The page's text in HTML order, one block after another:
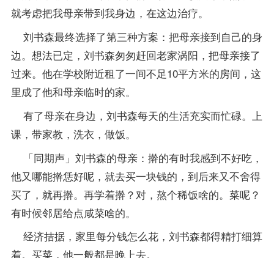
就考虑把我母亲带到我身边，在这边治疗。
刘书森最终选择了第三种方案：把母亲接到自己的身
边。想法已定，刘书森匆匆赶回老家涡阳，把母亲接了
过来。他在学校附近租了一间不足10平方米的房间，这
里成了他和母亲临时的家。
有了母亲在身边，刘书森每天的生活充实而忙碌。上
课，带家教，洗衣，做饭。
「同期声」刘书森的母亲：擀的有时我感到不好吃，
他又哪能擀恁好呢，就去买一块钱的，到后来又不舍得
买了，就再擀。再学着擀？对，熬个稀饭啥的。菜呢？
有时候邻居给点咸菜啥的。
经济拮据，家里每分钱怎么花，刘书森都得精打细算
着。买菜，他一般都是晚上去。